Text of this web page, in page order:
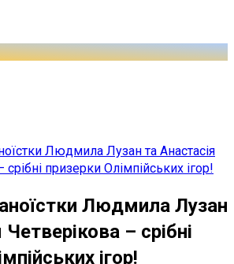
Людмила Лузан та Анастасія
призерки Олімпійських ігор!
Людмила Лузан
– срібні
ігор!